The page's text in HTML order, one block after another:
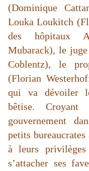
(Dominique
Louka Loukitch
des hôpitaux
Mubarack), le
Coblentz), le
(Florian
qui va dévoiler
bêtise. Croyant
gouvernement
petits
à leurs
s’attacher ses